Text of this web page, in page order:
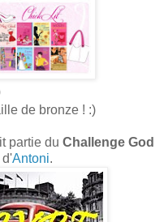
de bronze ! :)
partie du Challenge God
d'Antoni.